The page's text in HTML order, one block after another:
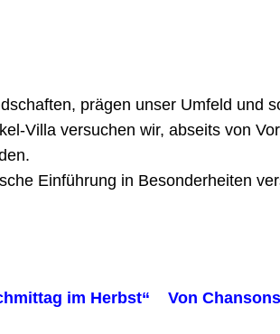
prägen unser Umfeld und
Villa versuchen wir, abseits von
Einführung in Besonderheiten
im Herbst“ Von